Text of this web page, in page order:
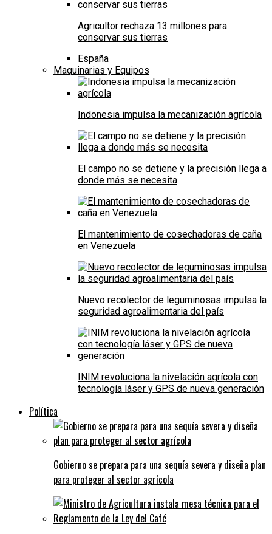
Agricultor rechaza 13 millones para
conservar sus tierras
España
Maquinarias y Equipos
Indonesia impulsa la mecanización agrícola
El campo no se detiene y la precisión llega a
donde más se necesita
El mantenimiento de cosechadoras de caña
en Venezuela
Nuevo recolector de leguminosas impulsa la
seguridad agroalimentaria del país
INIM revoluciona la nivelación agrícola con
tecnología láser y GPS de nueva generación
Política
Gobierno se prepara para una sequía severa y diseña plan
para proteger al sector agrícola